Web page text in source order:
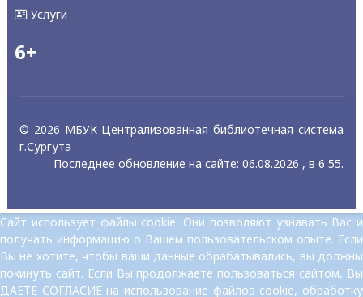
Услуги
6+
© 2026 МБУК Централизованная библиотечная система
г.Сургута
Последнее обновление на сайте: 06.08.2026 , в 6 55.
Сайт использует файлы cookie. Они позволяют узнавать Вас и
получать информацию о Вашем пользовательском опыте. Если
Вы не хотите, чтобы ваши данные обрабатывались, вы должны
покинуть сайт. Если Вы продолжаете пользоваться сайтом, Вы
ДАЕТЕ СОГЛАСИЕ на использование файлов cookie, обработку